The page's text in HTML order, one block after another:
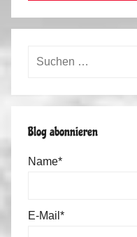
Suchen
Blog abonnieren
Name*
E-Mail*